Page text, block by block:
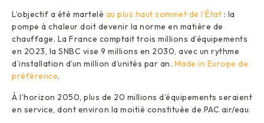
L’objectif a été martelé au plus haut sommet de l’État : la
pompe à chaleur doit devenir la norme en matière de
chauffage. La France comptait trois millions d’équipements
en 2023, la SNBC vise 9 millions en 2030, avec un rythme
d’installation d’un million d’unités par an. Made in Europe de
préférence.
À l’horizon 2050, plus de 20 millions d’équipements seraient
en service, dont environ la moitié constituée de PAC air/eau.